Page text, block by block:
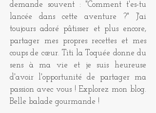
demande souvent : "Comment t'es-tu
lancée dans cette aventure ?" J'ai
toujours adoré pâtisser et plus encore,
partager mes propres recettes et mes
coups de cœur. Titi la Toquée donne du
sens à ma vie et je suis heureuse
d'avoir l'opportunité de partager ma
passion avec vous ! Explorez mon blog.
Belle balade gourmande !